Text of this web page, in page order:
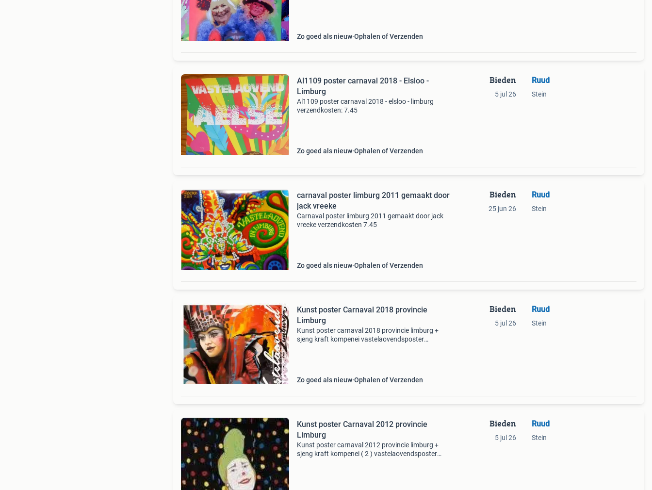
Zo goed als nieuw Ophalen of Verzenden
Al1109 poster carnaval 2018 - Elsloo -
Limburg
Al1109 poster carnaval 2018 - elsloo - limburg
verzendkosten: 7.45
Zo goed als nieuw Ophalen of Verzenden
Bieden
5 jul 26
Ruud
Stein
carnaval poster limburg 2011 gemaakt door
jack vreeke
Carnaval poster limburg 2011 gemaakt door jack
vreeke verzendkosten 7.45
Zo goed als nieuw Ophalen of Verzenden
Bieden
25 jun 26
Ruud
Stein
Kunst poster Carnaval 2018 provincie
Limburg
Kunst poster carnaval 2018 provincie limburg +
sjeng kraft kompenei vastelaovendsposter
Zo goed als nieuw Ophalen of Verzenden
Bieden
5 jul 26
Ruud
Stein
Kunst poster Carnaval 2012 provincie
Limburg
Kunst poster carnaval 2012 provincie limburg +
sjeng kraft kompenei ( 2 ) vastelaovendsposter
Bieden
5 jul 26
Ruud
Stein